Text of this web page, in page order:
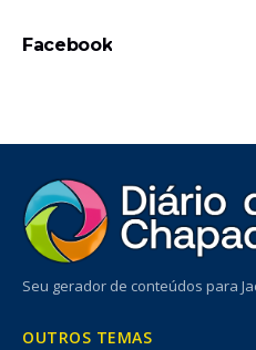
Facebook
Seu gerador de conteúdos para
OUTROS TEMAS